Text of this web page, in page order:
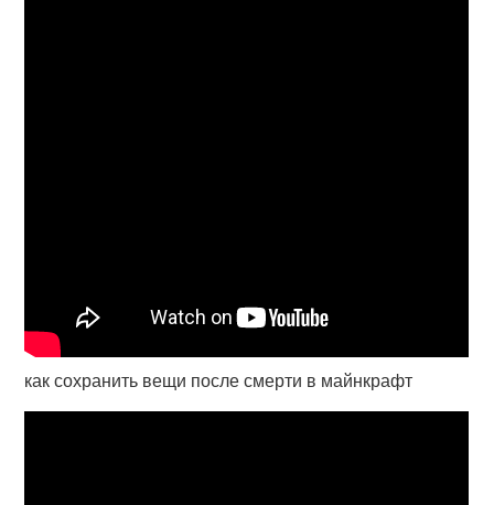
как сохранить вещи после смерти в майнкрафт